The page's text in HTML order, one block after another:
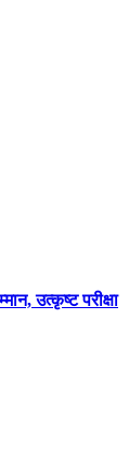
उत्कृष्ट परीक्षा